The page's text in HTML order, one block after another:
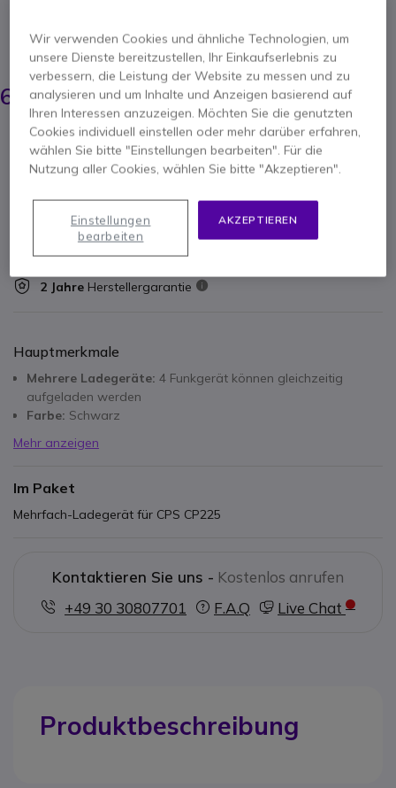
ERSPARNIS 6,00 €
67,05 €
60,95 €- 72,53 € Inkl. MwSt.
Anzahl
IN DEN WARENKORB
ANGEBOT IN 4 STUNDEN
2 Produkteauf Lager Lieferung:24/48 Std.
2 Jahre Herstellergarantie
Hauptmerkmale
Mehrere Ladegeräte: 4 Funkgerät können gleichzeitig
aufgeladen werden
Farbe: Schwarz
Mehr anzeigen
Im Paket
Mehrfach-Ladegerät für CPS CP225
Kontaktieren Sie uns - Kostenlos anrufen
+49 30 30807701
F.A.Q Live Chat
Produktbeschreibung
Wir verwenden Cookies und ähnliche Technologien, um
unsere Dienste bereitzustellen, Ihr Einkaufserlebnis zu
verbessern, die Leistung der Website zu messen und zu
analysieren und um Inhalte und Anzeigen basierend auf
Ihren Interessen anzuzeigen. Möchten Sie die genutzten
Cookies individuell einstellen oder mehr darüber erfahren,
wählen Sie bitte "Einstellungen bearbeiten". Für die
Nutzung aller Cookies, wählen Sie bitte "Akzeptieren".
AKZEPTIEREN
Einstellungen
bearbeiten